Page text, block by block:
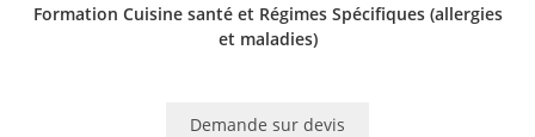
Formation Cuisine santé et Régimes Spécifiques (allergies
et maladies)
Demande sur devis